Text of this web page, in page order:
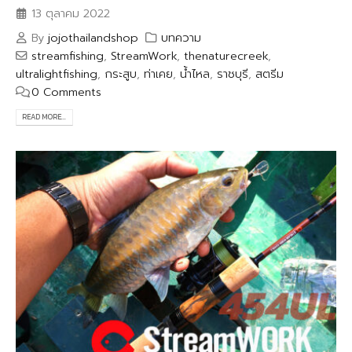
13 ตุลาคม 2022
Byjojothailandshop
บทความ
streamfishing,StreamWork,thenaturecreek,
ultralightfishing, กระสูบ, ท่าเคย, น้ำไหล, ราชบุรี, สตรีม
0 Comments
READ MORE...